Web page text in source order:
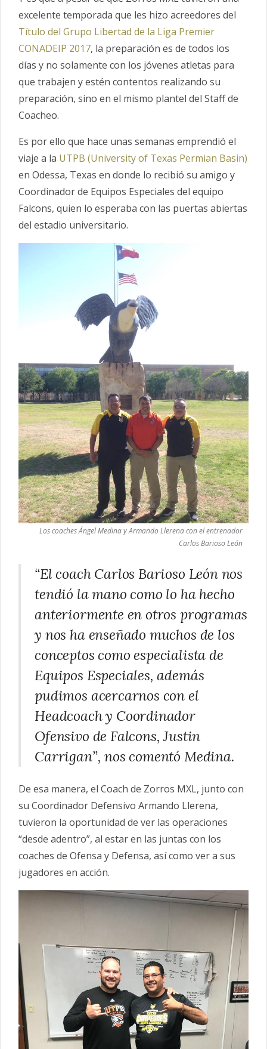
excelente temporada que les hizo acreedores del
Título del Grupo Libertad de la Liga Premier
CONADEIP 2017, la preparación es de todos los
días y no solamente con los jóvenes atletas para
que trabajen y estén contentos realizando su
preparación, sino en el mismo plantel del Staff de
Coacheo.
Es por ello que hace unas semanas emprendió el
viaje a la UTPB (University of Texas Permian Basin)
en Odessa, Texas en donde lo recibió su amigo y
Coordinador de Equipos Especiales del equipo
Falcons, quien lo esperaba con las puertas abiertas
del estadio universitario.
Los coaches Ángel Medina y Armando Llerena con el entrenador
Carlos Barioso León
“El coach Carlos Barioso León nos
tendió la mano como lo ha hecho
anteriormente en otros programas
y nos ha enseñado muchos de los
conceptos como especialista de
Equipos Especiales, además
pudimos acercarnos con el
Headcoach y Coordinador
Ofensivo de Falcons, Justin
Carrigan”, nos comentó Medina.
De esa manera, el Coach de Zorros MXL, junto con
su Coordinador Defensivo Armando Llerena,
tuvieron la oportunidad de ver las operaciones
“desde adentro”, al estar en las juntas con los
coaches de Ofensa y Defensa, así como ver a sus
jugadores en acción.